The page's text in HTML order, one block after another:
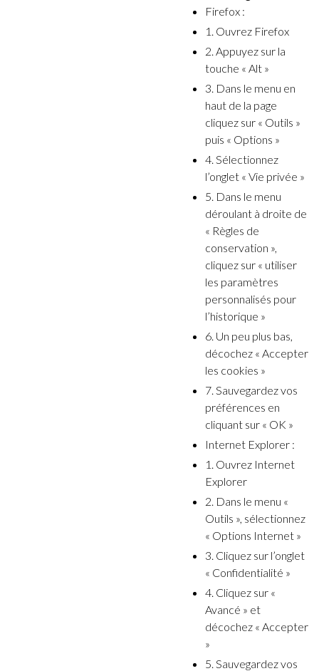
Firefox :
1. Ouvrez Firefox
2. Appuyez sur la
touche « Alt »
3. Dans le menu en
haut de la page
cliquez sur « Outils »
puis « Options »
4. Sélectionnez
l’onglet « Vie privée »
5. Dans le menu
déroulant à droite de
« Règles de
conservation »,
cliquez sur « utiliser
les paramètres
personnalisés pour
l’historique »
6. Un peu plus bas,
décochez « Accepter
les cookies »
7. Sauvegardez vos
préférences en
cliquant sur « OK »
Internet Explorer :
1. Ouvrez Internet
Explorer
2. Dans le menu «
Outils », sélectionnez
« Options Internet »
3. Cliquez sur l’onglet
« Confidentialité »
4. Cliquez sur «
Avancé » et
décochez « Accepter
»
5. Sauvegardez vos